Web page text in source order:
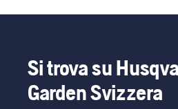
Si trova su
Garden Svizzera